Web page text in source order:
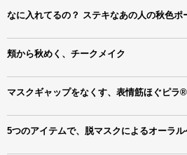
なに入れてるの？ ステキなあの人の秋色ポ
頬から秋めく、チークメイク
マスクギャップをなくす、表情筋ほぐピラ®
5つのアイテムで、脱マスクによるオーラル